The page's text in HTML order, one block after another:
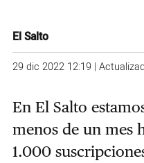
El Salto
29 dic 2022 12:19 |
En El Salto
menos de un mes
1.000